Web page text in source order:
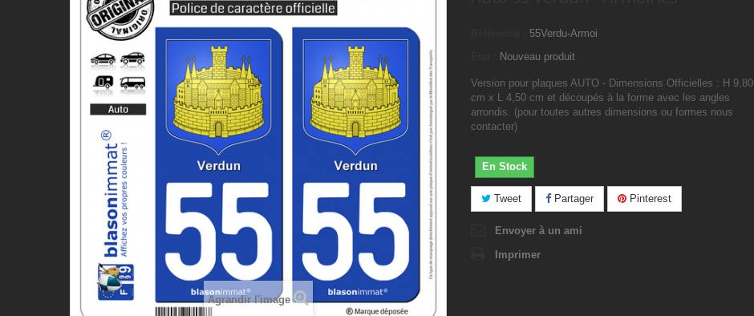
Agrandir l'image
55Verdu-Armoi
Nouveau produit
Version pour plaques AUTO - Dimensions Officielles : H 9,80
cm x L 4,50 cm et découpés à la forme avec les angles
arrondis. (pour toutes autres dimensions ou formes nous
contacter)
En Stock
Tweet Partager Pinterest
Envoyer à un ami
Imprimer